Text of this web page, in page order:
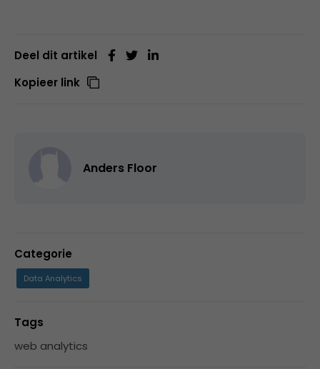
Deel dit artikel
Kopieer link
Anders Floor
Categorie
Data Analytics
Tags
web analytics